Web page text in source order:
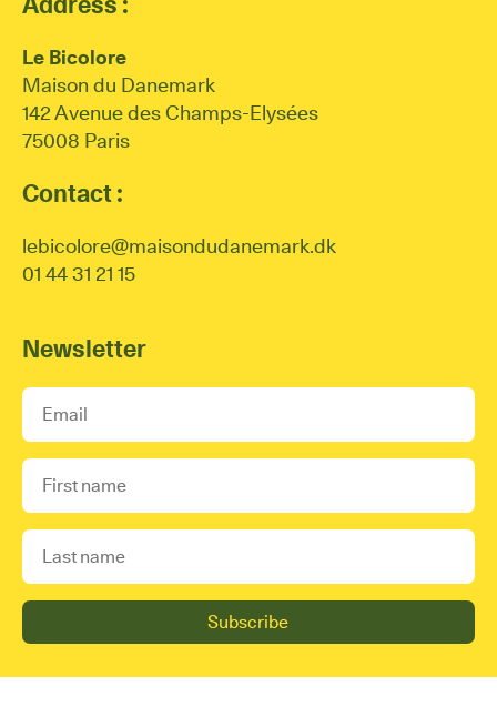
Le Bicolore
Maison du Danemark
142 Avenue des Champs-Elysées
75008 Paris
Contact :
lebicolore@maisondudanemark.dk
01 44 31 21 15
Newsletter